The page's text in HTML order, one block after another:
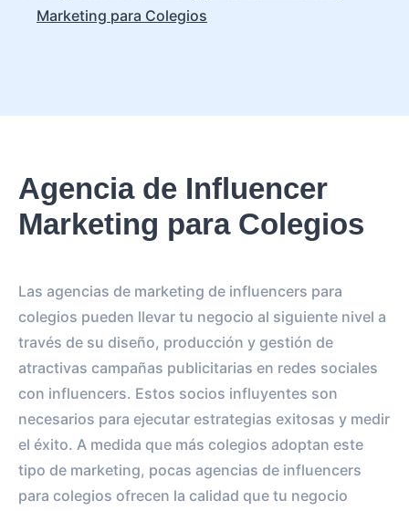
Marketing para Colegios
Agencia de Influencer
Marketing para Colegios
Las agencias de marketing de influencers para
colegios pueden llevar tu negocio al siguiente nivel a
través de su diseño, producción y gestión de
atractivas campañas publicitarias en redes sociales
con influencers. Estos socios influyentes son
necesarios para ejecutar estrategias exitosas y medir
el éxito. A medida que más colegios adoptan este
tipo de marketing, pocas agencias de influencers
para colegios ofrecen la calidad que tu negocio